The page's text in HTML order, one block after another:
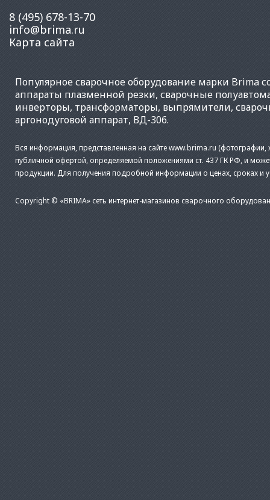
8 (495) 678-13-70
info@brima.ru
Карта сайта
Популярноесварочное оборудование марки Brima
аппараты плазменной резки, сварочные
инверторы, трансформаторы, выпрямители,
аргонодуговой аппарат, ВД-306.
Вся информация, представленная на сайте www.brima.ru (фотографии,
публичной офертой, определяемой положениями ст. 437 ГК РФ, и
продукции. Для получения подробной информации о ценах, сроках и
Copyright © «BRIMA» сеть интернет-магазинов сварочного